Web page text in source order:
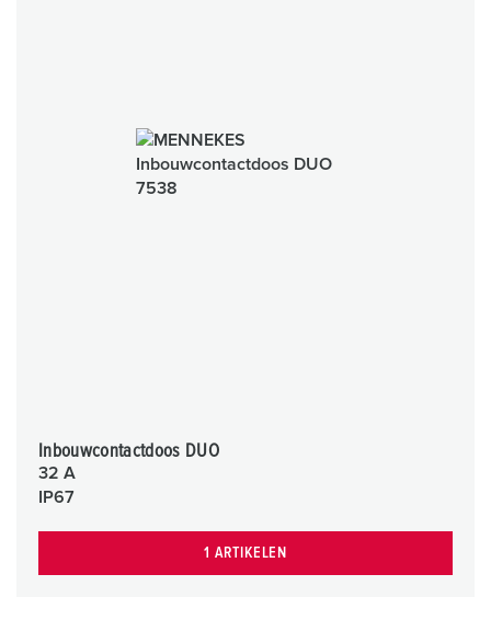
Inbouwcontactdoos DUO
32 A
IP67
1 ARTIKELEN